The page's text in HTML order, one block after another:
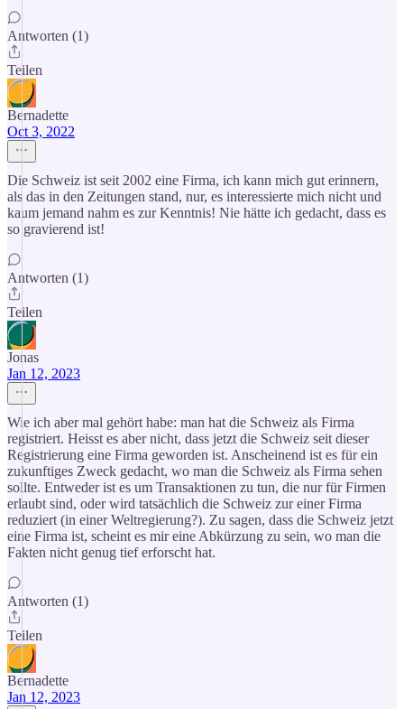
Antworten (1)
Teilen
Bernadette
Oct 3, 2022
Die Schweiz ist seit 2002 eine Firma, ich kann mich gut erinnern,
als das in den Zeitungen stand, nur, es interessierte mich nicht und
kaum jemand nahm es zur Kenntnis! Nie hätte ich gedacht, dass es
so gravierend ist!
Antworten (1)
Teilen
Jonas
Jan 12, 2023
Wie ich aber mal gehört habe: man hat die Schweiz als Firma
registriert. Heisst es aber nicht, dass jetzt die Schweiz seit dieser
Registrierung eine Firma geworden ist. Anscheinend ist es für ein
zukunftiges Zweck gedacht, wo man die Schweiz als Firma sehen
sollte. Entweder ist es um Transaktionen zu tun, die nur für Firmen
erlaubt sind, oder wird tatsächlich die Schweiz zur einer Firma
reduziert (in einer Weltregierung?). Zu sagen, dass die Schweiz jetzt
eine Firma ist, scheint es mir eine Abkürzung zu sein, wo man die
Fakten nicht genug tief erforscht hat.
Antworten (1)
Teilen
Bernadette
Jan 12, 2023